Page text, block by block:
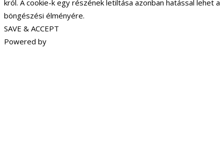
król. A cookie-k egy részének letiltása azonban hatással lehet a
böngészési élményére.
SAVE & ACCEPT
Powered by